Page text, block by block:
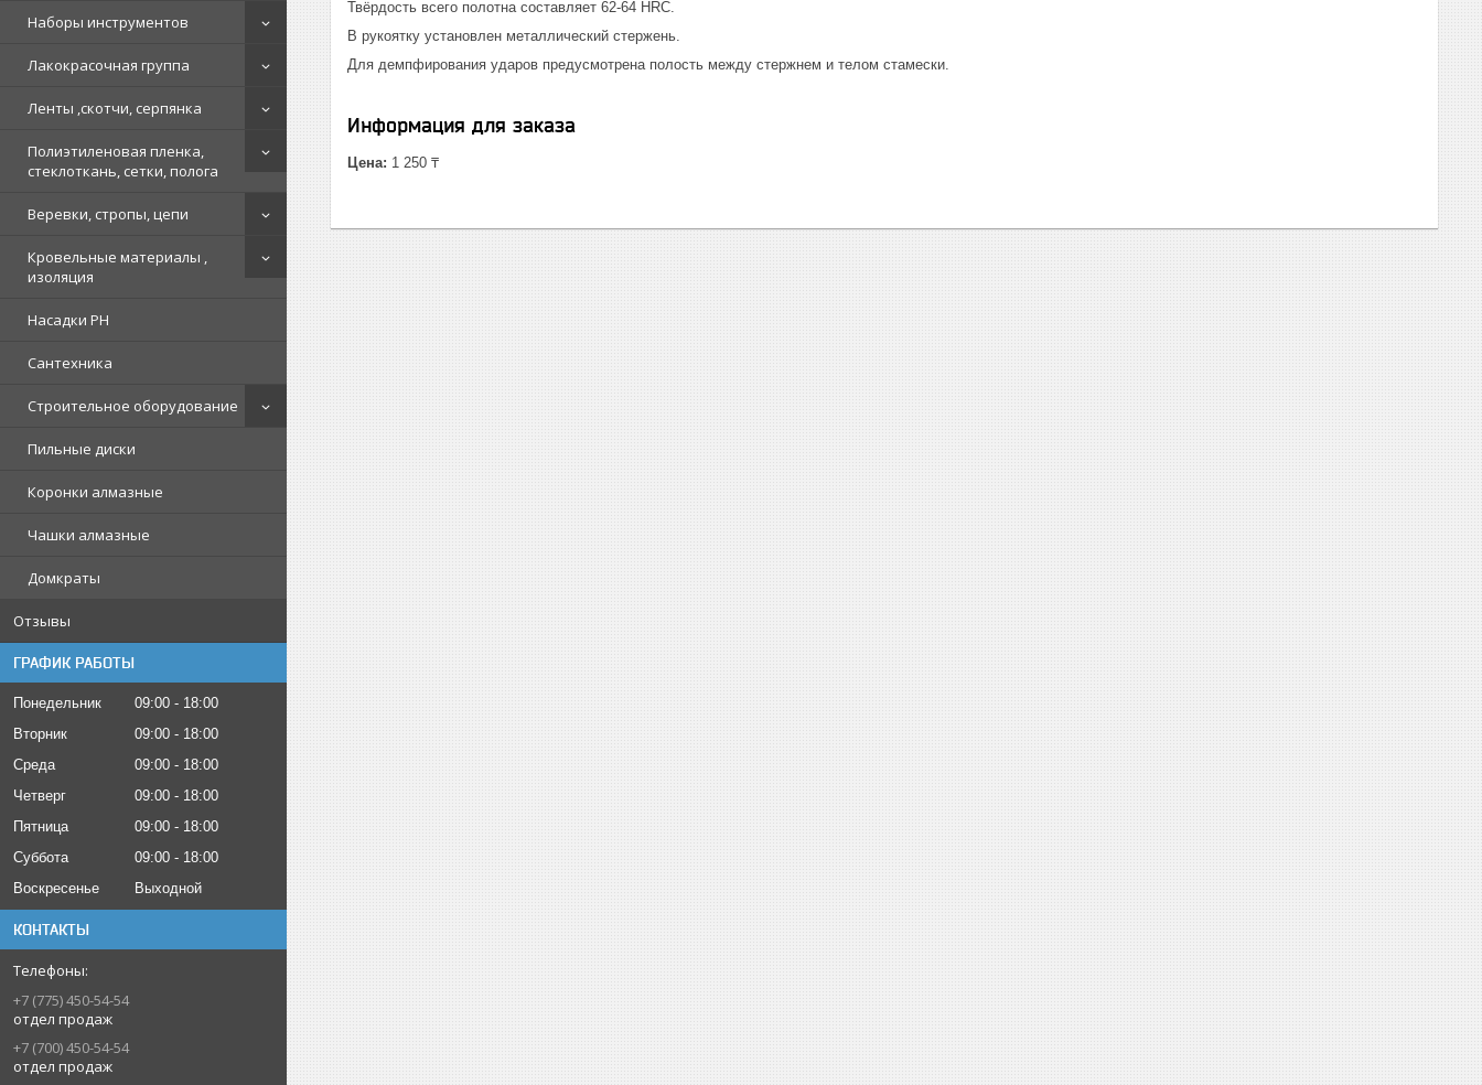
Наборы инструментов
Лакокрасочная группа
Ленты ,скотчи, серпянка
Полиэтиленовая пленка,
стеклоткань, сетки, полога
Веревки, стропы, цепи
Кровельные материалы ,
изоляция
Насадки PH
Сантехника
Строительное оборудование
Пильные диски
Коронки алмазные
Чашки алмазные
Домкраты
Отзывы
ГРАФИК РАБОТЫ
Понедельник 09:00
18:00
Вторник
09:00
18:00
Среда
09:00
18:00
Четверг
09:00
18:00
Пятница
09:00
18:00
Суббота
09:00
18:00
Воскресенье
Выходной
КОНТАКТЫ
+7 (775) 450-54-54
отдел продаж
+7 (700) 450-54-54
отдел продаж
Твёрдость всего полотна составляет 62-64 HRC.
В рукоятку установлен металлический стержень.
Для демпфирования ударов предусмотрена полость между стержнем и телом стамески.
Информация для заказа
Цена: 1 250 ₸